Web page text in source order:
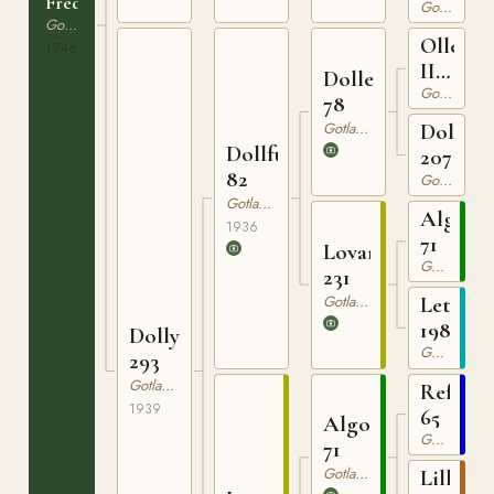
Gotlandsruss
Dolly
293
Gotlandsruss
1939
Dollfuss
82
Gotlandsruss
1936
Dolle
78
Gotlandsruss
Lovan
231
Gotlandsruss
Algo
71
Gotlandsruss
Gotlandsruss
Olle
III
63Gotlandsruss
Dolla
207
Gotlandsruss
Algo
71
Gotlandsruss
Letta
198
Gotlandsruss
Reform
65
Gotlandsruss
Lilly